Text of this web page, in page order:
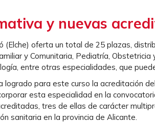
y nuevas
(Elche) oferta un total de 25 plazas,
y Comunitaria, Pediatría, Obstetricia
entre otras especialidades, que
logrado para este curso la acreditación
esta especialidad en la
tres de ellas de carácter
sanitaria en la provincia de Alicante.